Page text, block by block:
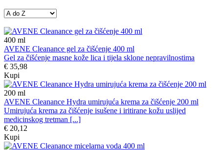
400 ml
AVENE Cleanance gel za čišćenje 400 ml
Gel za čišćenje masne kože lica i tijela sklone nepravilnostima
€ 35,98
Kupi
200 ml
AVENE Cleanance Hydra umirujuća krema za čišćenje 200 ml
Umirujuća krema za čišćenje isušene i iritirane kožu uslijed
medicinskog tretman [...]
€ 20,12
Kupi